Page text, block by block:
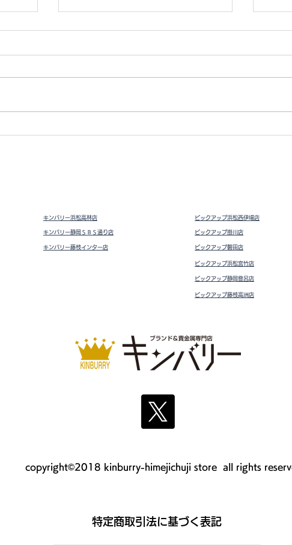
ドライビングシューズ スウェ
Vト
キンバリー浜松高林店
キンバリー静岡ＳＢＳ通り店
キンバリー藤枝インター店
ピックアップ浜松西伊場店
ピックアップ掛川 店
ピックアップ磐田店
ピックアップ浜松宮竹店
ピックアップ静岡登呂店
ピックアップ藤枝高洲店
copyright©2018 kinburry-himejichuji store all rights
​特定商取引法に基づく表記